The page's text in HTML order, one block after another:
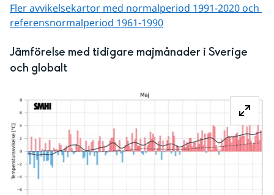
Fler avvikelsekartor med normalperiod 1991-2020 och
referens­normalperiod 1961-1990
Jämförelse med tidigare majmånader i Sverige
och globalt